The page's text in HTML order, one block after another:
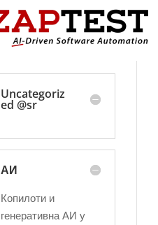
Uncategoriz
ed @sr
АИ
Копилоти и
генеративна АИ у